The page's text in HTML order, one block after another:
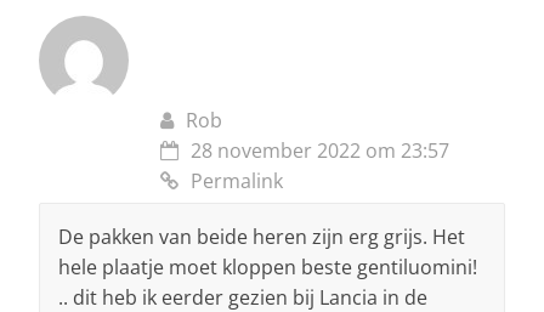
Rob
28 november 2022 om 23:57
Permalink
De pakken van beide heren zijn erg grijs. Het
hele plaatje moet kloppen beste gentiluomini!
.. dit heb ik eerder gezien bij Lancia in de